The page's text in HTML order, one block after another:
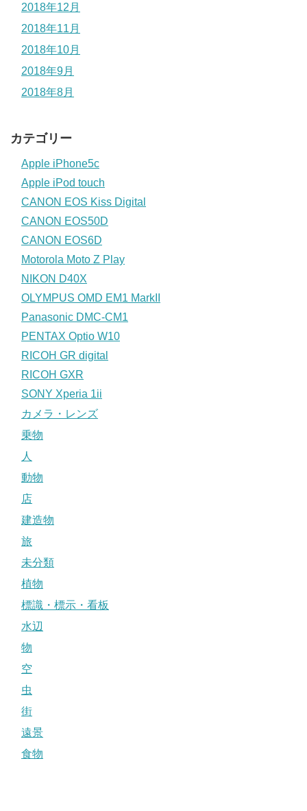
2018年12月
2018年11月
2018年10月
2018年9月
2018年8月
カテゴリー
Apple iPhone5c
Apple iPod touch
CANON EOS Kiss Digital
CANON EOS50D
CANON EOS6D
Motorola Moto Z Play
NIKON D40X
OLYMPUS OMD EM1 MarkII
Panasonic DMC-CM1
PENTAX Optio W10
RICOH GR digital
RICOH GXR
SONY Xperia 1ii
カメラ・レンズ
乗物
人
動物
店
建造物
旅
未分類
植物
標識・標示・看板
水辺
物
空
虫
街
遠景
食物